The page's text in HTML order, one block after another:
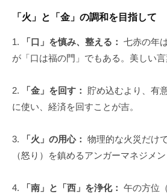
「火」と「金」の調和を目指して
1. 「口」を慎み、整える： 七赤の年
が「口は福の門」でもある。美しい言
2. 「金」を回す：
貯め込むより、有
に使い、経済を回すことが吉。
3. 「火」の用心： 物理的な火災だけ
（怒り）を鎮めるアンガーマネジメン
4. 「南」と「西」を浄化： 午の方位